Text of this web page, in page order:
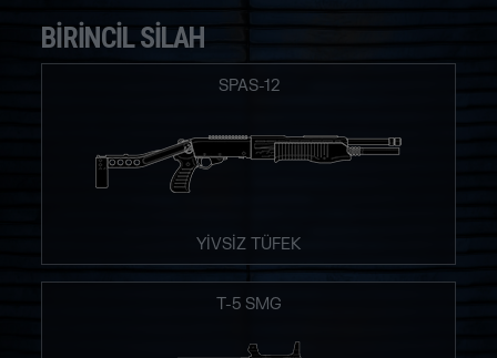
BIRINCIL SILAH
SPAS-12
YİVSİZ TÜFEK
T-5 SMG